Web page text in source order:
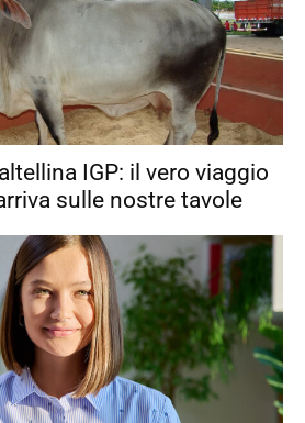
IGP: il vero viaggio
sulle nostre tavole